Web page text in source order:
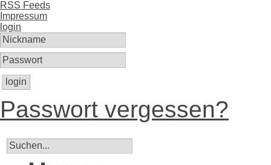
RSS Feeds
Impressum
login
login
Passwort vergessen?